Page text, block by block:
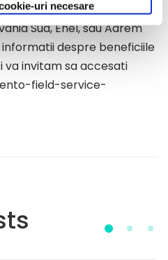
uri necesare
(Servicii eOn pentru
Sud, Enel, sau Adrem
despre beneficiile
va invitam sa accesati
field-service-